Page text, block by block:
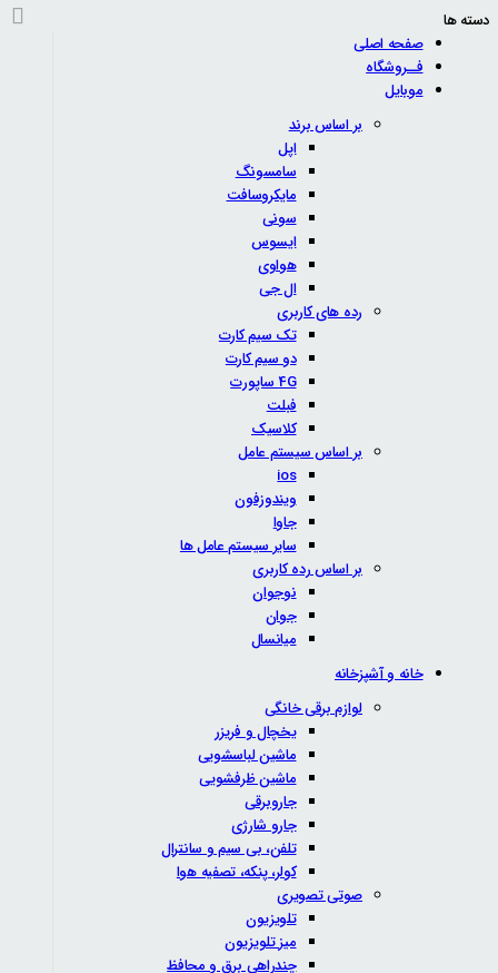
دسته ها
صفحه اصلی
فــروشگاه
موبایل
بر اساس برند
اپل
سامسونگ
مایکروسافت
سونی
ایسوس
هواوی
ال جی
رده های کاربری
تک سیم کارت
دو سیم کارت
4G ساپورت
فبلت
کلاسیک
بر اساس سیستم عامل
ios
ویندوزفون
جاوا
سایر سیستم عامل ها
بر اساس رده کاربری
نوجوان
جوان
میانسال
خانه و آشپزخانه
لوازم برقی خانگی
یخچال و فریزر
ماشین لباسشویی
ماشین ظرفشویی
جاروبرقی
جارو شارژی
تلفن، بی سیم و سانترال
کولر، پنکه، تصفیه هوا
صوتی تصویری
تلویزیون
میز تلویزیون
چندراهی برق و محافظ